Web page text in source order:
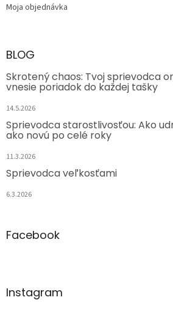
Moja objednávka
BLOG
Skrotený chaos: Tvoj sprievodca
vnesie poriadok do každej tašky
14.5.2026
Sprievodca starostlivosťou: Ako
ako novú po celé roky
11.3.2026
Sprievodca veľkosťami
6.3.2026
Facebook
Instagram